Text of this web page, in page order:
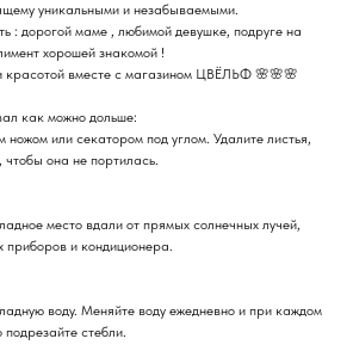
уникальными и незабываемыми.
: дорогой маме , любимой девушке, подруге на
хорошей знакомой !
красотой вместе с магазином ЦВЁЛЬФ 🌸🌸🌸
как можно дольше:
ножом или секатором под углом. Удалите листья,
чтобы она не портилась.
место вдали от прямых солнечных лучей,
приборов и кондиционера.
воду. Меняйте воду ежедневно и при каждом
стебли.